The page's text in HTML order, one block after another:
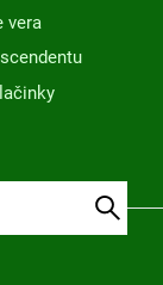
vera